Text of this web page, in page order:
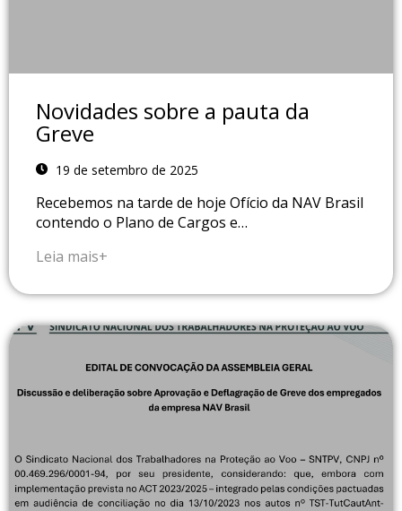
Novidades sobre a pauta da
Greve
19 de setembro de 2025
Recebemos na tarde de hoje Ofício da NAV Brasil
contendo o Plano de Cargos e…
Leia mais+